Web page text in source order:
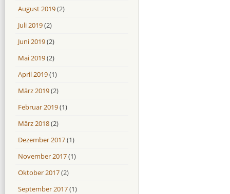
August 2019(2)
Juli 2019(2)
Juni 2019(2)
Mai 2019(2)
April 2019(1)
März 2019(2)
Februar 2019(1)
März 2018(2)
Dezember 2017(1)
November 2017(1)
Oktober 2017(2)
September 2017(1)